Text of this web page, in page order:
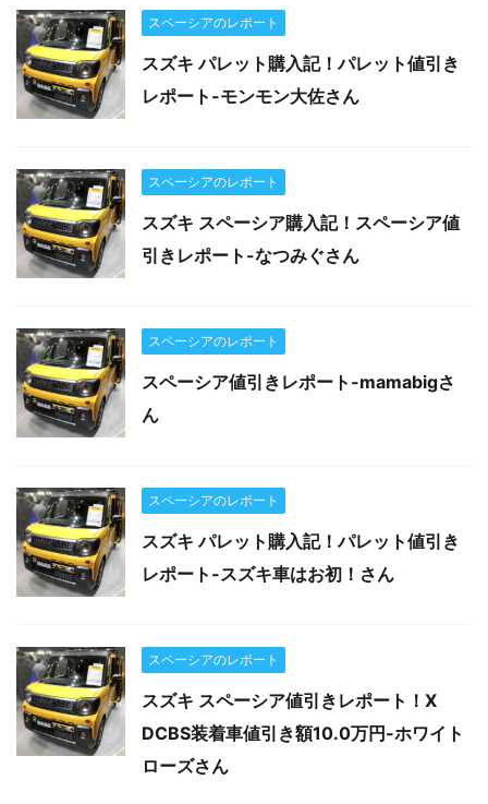
スペーシアのレポート
スズキ パレット購入記！パレット値引き
レポート-モンモン大佐さん
スペーシアのレポート
スズキ スペーシア購入記！スペーシア値
引きレポート-なつみぐさん
スペーシアのレポート
スペーシア値引きレポート-mamabigさ
ん
スペーシアのレポート
スズキ パレット購入記！パレット値引き
レポート-スズキ車はお初！さん
スペーシアのレポート
スズキ スペーシア値引きレポート！X
DCBS装着車値引き額10.0万円-ホワイト
ローズさん